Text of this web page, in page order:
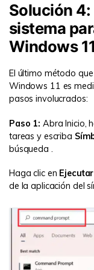
Solución
sistema
Windows 11
El último método
Windows 11 es
pasos involucrados:
Paso 1: Abra Inicio,
tareas y escriba
búsqueda .
Haga clic en
de la aplicación del